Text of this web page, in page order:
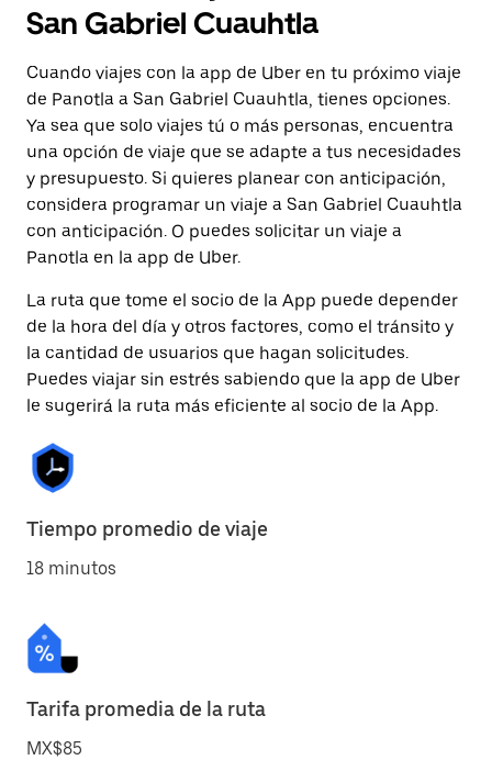
San Gabriel Cuauhtla
Cuando viajes con la app de Uber en tu próximo viaje
de Panotla a San Gabriel Cuauhtla, tienes opciones.
Ya sea que solo viajes tú o más personas, encuentra
una opción de viaje que se adapte a tus necesidades
y presupuesto. Si quieres planear con anticipación,
considera programar un viaje a San Gabriel Cuauhtla
con anticipación. O puedes solicitar un viaje a
Panotla en la app de Uber.
La ruta que tome el socio de la App puede depender
de la hora del día y otros factores, como el tránsito y
la cantidad de usuarios que hagan solicitudes.
Puedes viajar sin estrés sabiendo que la app de Uber
le sugerirá la ruta más eficiente al socio de la App.
Tiempo promedio de viaje
18 minutos
Tarifa promedia de la ruta
MX$85